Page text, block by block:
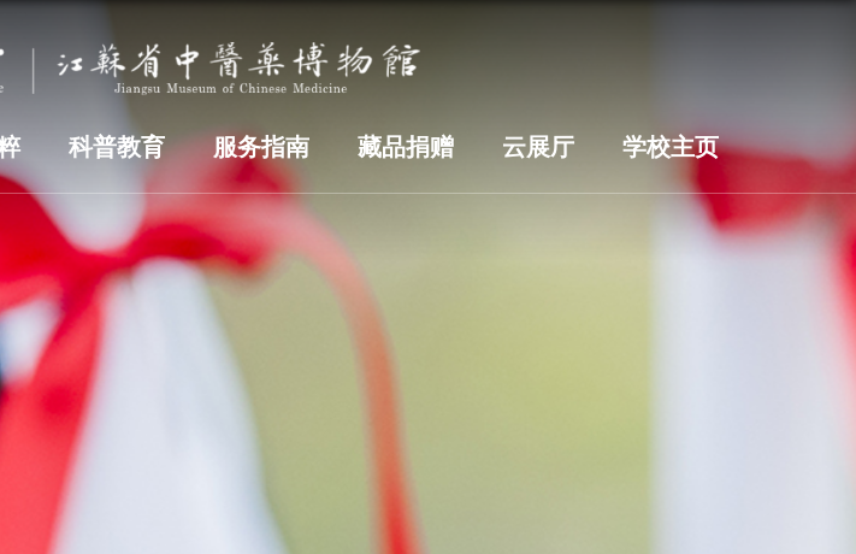
科普教育 服务指南 藏品捐赠 云展厅 学校主页